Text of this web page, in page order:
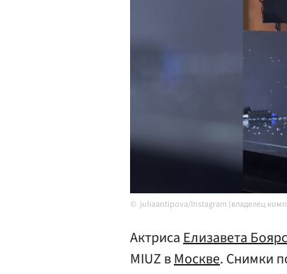
juliaantipova/Instagram (владелец
АктрисаЕлизавета
MIUZ вМоскве. Снимки